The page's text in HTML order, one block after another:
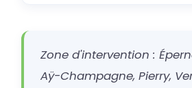
Zone d'intervention :
Aÿ-Champagne, Pierry,